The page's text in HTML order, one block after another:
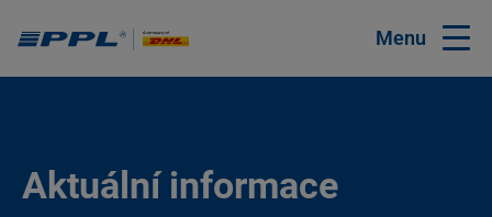
Menu
Aktuální informace